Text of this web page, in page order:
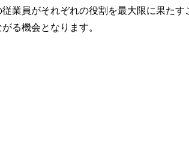
員がそれぞれの役割を最大限に果たす
る機会となります。